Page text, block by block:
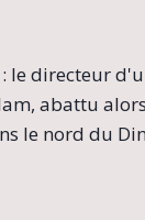
le directeur
abattu
le nord du